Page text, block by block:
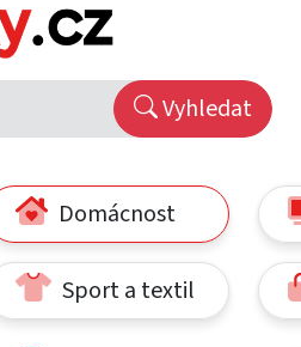
Vyhledat
Domácnost
Sport a textil